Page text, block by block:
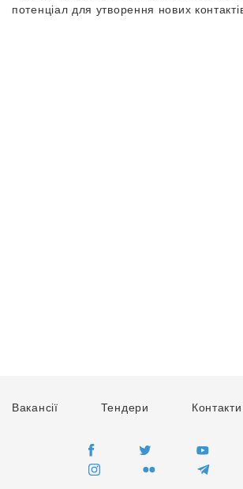
потенціал для утворення нових
Вакансії Тендери Контакти